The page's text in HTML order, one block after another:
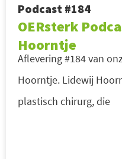
Podcast #184
OERsterk
Hoorntje
Aflevering #184 van
Hoorntje. Lidewij
plastisch chirurg, die